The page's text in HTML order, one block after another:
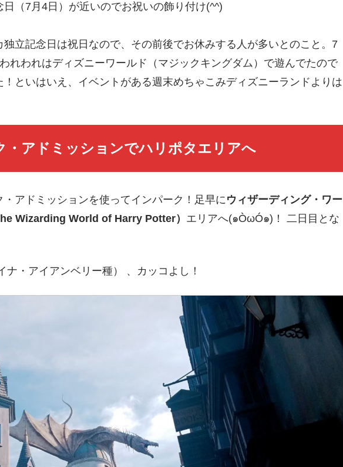
（7月4日）が近いのでお祝いの飾り付け(^^)
立記念日は祝日なので、その前後でお休みする人が多いとのこと。7
れわれはディズニーワールド（マジックキングダム）で遊んでたので
といはいえ、イベントがある週末めちゃこみディズニーランドよりは
・アドミッションでハリポタエリアへ
アドミッションを使ってインパーク！足早に ウィザーディング・ワー
Wizarding World of Harry Potter） エリアへ(๑ÒωÓ๑)！ 二日目とな
ナ・アイアンベリー種） 、カッコよし！